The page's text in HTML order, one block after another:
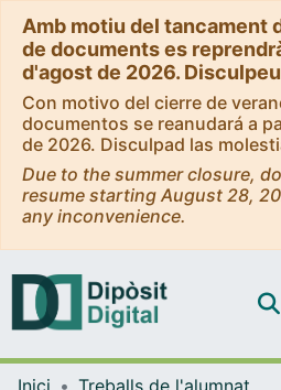
Amb motiu del tancament
de documents es
d'agost de 2026.
Con motivo del cierre de
documentos se reanudará a
de 2026. Disculpad las
Due to the summer closure,
resume starting August 28,
any inconvenience.
Inici
Treballs de l'alumnat